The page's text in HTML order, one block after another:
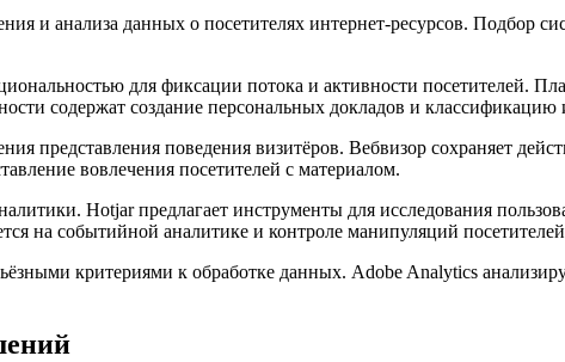
и анализа данных о посетителях интернет-ресурсов. Подбор
для фиксации потока и активности посетителей.
содержат создание персональных докладов и
представления поведения визитёров. Вебвизор сохраняет
вовлечения посетителей с материалом.
Hotjar предлагает инструменты для исследования
на событийной аналитике и контроле манипуляций посетителей
критериями к обработке данных. Adobe Analytics